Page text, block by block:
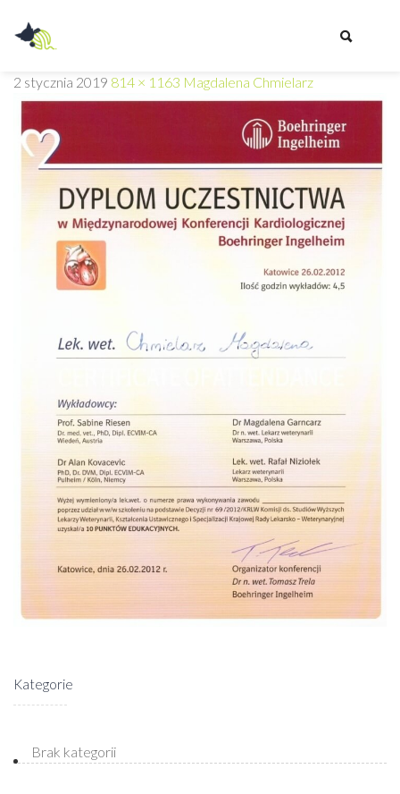
Weterynaryjna
PAZUREM
2 stycznia 2019 814 × 1163 Magdalena Chmielarz
Kategorie
Brak kategorii